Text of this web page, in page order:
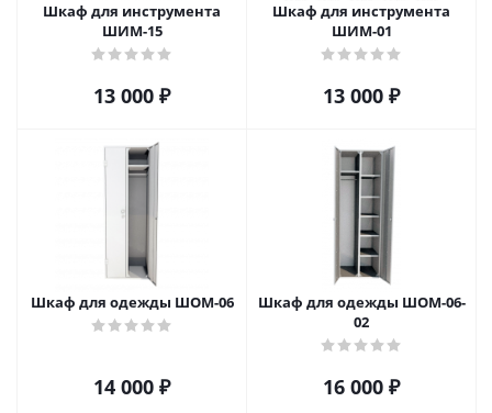
Шкаф для инструмента
ШИМ-15
13 000 ₽
Шкаф для инструмента
ШИМ-01
13 000 ₽
Шкаф для одежды ШОМ-06
14 000 ₽
Шкаф для одежды ШОМ-06-
02
16 000 ₽